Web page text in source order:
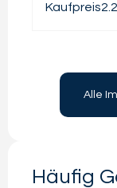
Kaufpreis
Alle
Häufig